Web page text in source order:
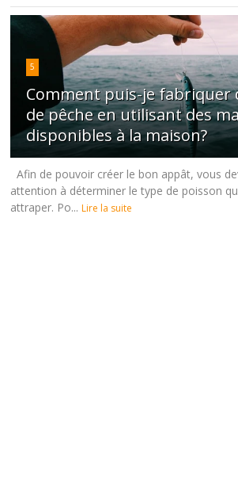
5
Comment puis-je fabriquer
de pêche en utilisant des
disponibles à la maison?
Afin de pouvoir créer le bon appât, vous
attention à déterminer le type de poisson
attraper. Po... Lire la suite